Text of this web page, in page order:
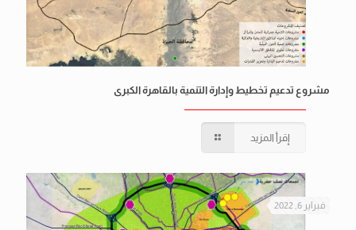
مشروع تدعيم تخطيط وإدارة التنمية بالقاهرة الكبرى
إقرأ المزيد
فبراير 6, 2022